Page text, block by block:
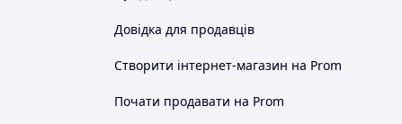
Довідка для продавців
Створити інтернет-магазин на Prom
Почати продавати на Prom